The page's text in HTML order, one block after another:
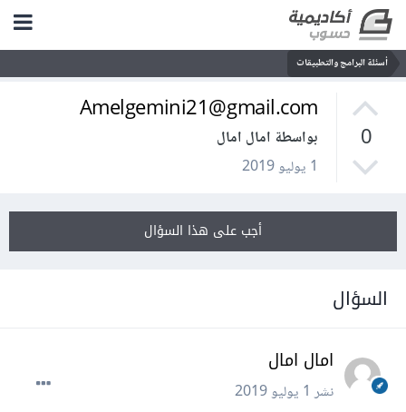
أسئلة البرامج والتطبيقات
0
Amelgemini21@gmail.com
بواسطة امال امال
1 يوليو 2019
أجب على هذا السؤال
السؤال
امال امال
نشر1 يوليو 2019